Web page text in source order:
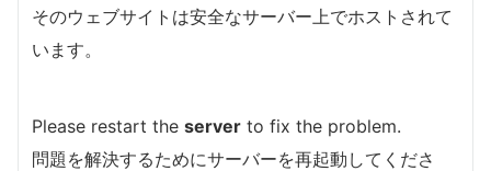
そのウェブサイトは安全なサーバー上でホストされて
います。
Please restart the server to fix the problem.
問題を解決するためにサーバーを再起動してくださ